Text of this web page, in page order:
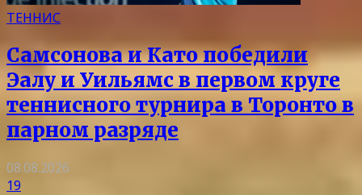
ТЕННИС
Самсонова и Като победили
Эалу и Уильямс в первом круге
теннисного турнира в Торонто в
парном разряде
08.08.2026
19